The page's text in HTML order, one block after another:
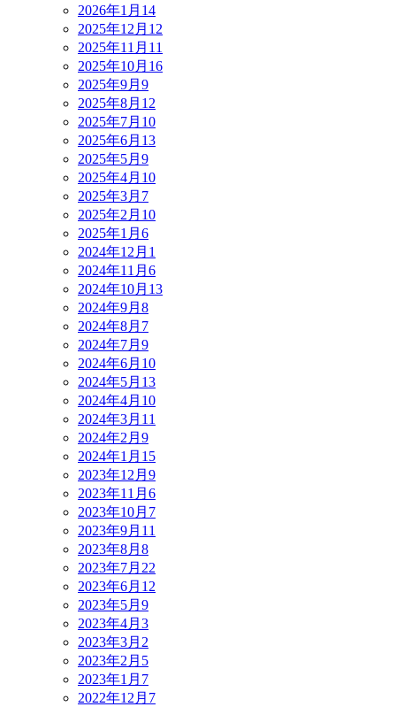
2026年1月 14
2025年12月 12
2025年11月 11
2025年10月 16
2025年9月 9
2025年8月 12
2025年7月 10
2025年6月 13
2025年5月 9
2025年4月 10
2025年3月 7
2025年2月 10
2025年1月 6
2024年12月 1
2024年11月 6
2024年10月 13
2024年9月 8
2024年8月 7
2024年7月 9
2024年6月 10
2024年5月 13
2024年4月 10
2024年3月 11
2024年2月 9
2024年1月 15
2023年12月 9
2023年11月 6
2023年10月 7
2023年9月 11
2023年8月 8
2023年7月 22
2023年6月 12
2023年5月 9
2023年4月 3
2023年3月 2
2023年2月 5
2023年1月 7
2022年12月 7